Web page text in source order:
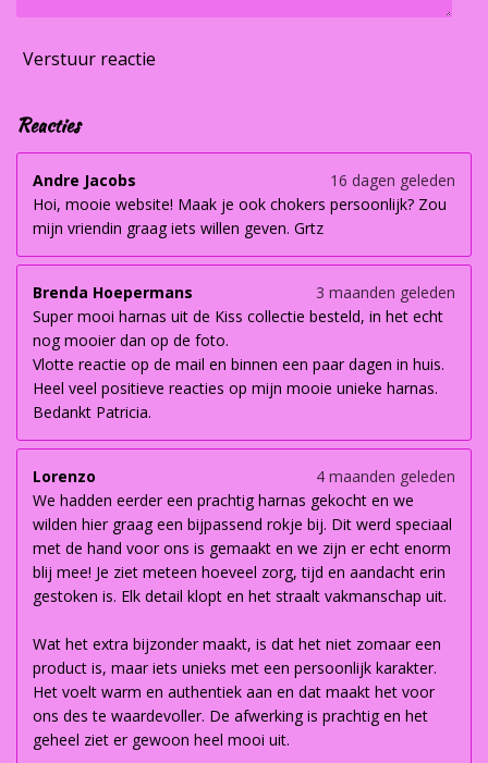
Verstuur reactie
Reacties
Andre Jacobs
16 dagen geleden
Hoi, mooie website! Maak je ook chokers persoonlijk? Zou
mijn vriendin graag iets willen geven. Grtz
Brenda Hoepermans
3 maanden geleden
Super mooi harnas uit de Kiss collectie besteld, in het echt
nog mooier dan op de foto.
Vlotte reactie op de mail en binnen een paar dagen in huis.
Heel veel positieve reacties op mijn mooie unieke harnas.
Bedankt Patricia.
Lorenzo
4 maanden geleden
We hadden eerder een prachtig harnas gekocht en we
wilden hier graag een bijpassend rokje bij. Dit werd speciaal
met de hand voor ons is gemaakt en we zijn er echt enorm
blij mee! Je ziet meteen hoeveel zorg, tijd en aandacht erin
gestoken is. Elk detail klopt en het straalt vakmanschap uit.
Wat het extra bijzonder maakt, is dat het niet zomaar een
product is, maar iets unieks met een persoonlijk karakter.
Het voelt warm en authentiek aan en dat maakt het voor
ons des te waardevoller. De afwerking is prachtig en het
geheel ziet er gewoon heel mooi uit.